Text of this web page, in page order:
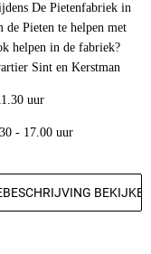
De Pietenfabriek in
de Pieten te helpen met
helpen in de fabriek?
Sint en Kerstman
uur
- 17.00 uur